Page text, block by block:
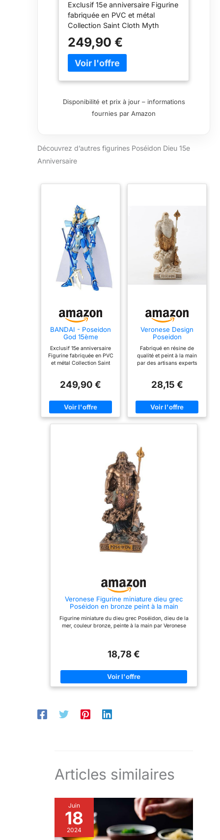
Cloth Myth (BDISS550163)
Exclusif 15e anniversaire Figurine
fabriquée en PVC et métal
Collection Saint Cloth Myth
249,90 €
Disponibilité et prix à jour – informations
fournies par Amazon
Découvrez d’autres figurines Poséidon Dieu 15e
Anniversaire
BANDAI - Poseidon
God 15ème
16 cm Seiya Saint
Cloth Myth
(BDISS550163)
Exclusif 15e anniversaire
Figurine fabriquée en PVC
et métal Collection Saint
249,90 €
Veronese Design
Poseidon
Figurine Miniature
Dieu de la mer Blanc
Fabriqué en résine de
qualité et peint à la main
par des artisans experts
or Taille parfaite comme
cadeau et option de
décoration d'intérieur
Coffret cadeau prêt avec
28,15 €
Veronese Figurine miniature dieu grec
Poséidon en bronze peint à la main
Figurine miniature du dieu grec Poséidon, dieu de la
mer, couleur bronze, peinte à la main par Veronese
18,78 €
Articles similaires
Juin
18
2024